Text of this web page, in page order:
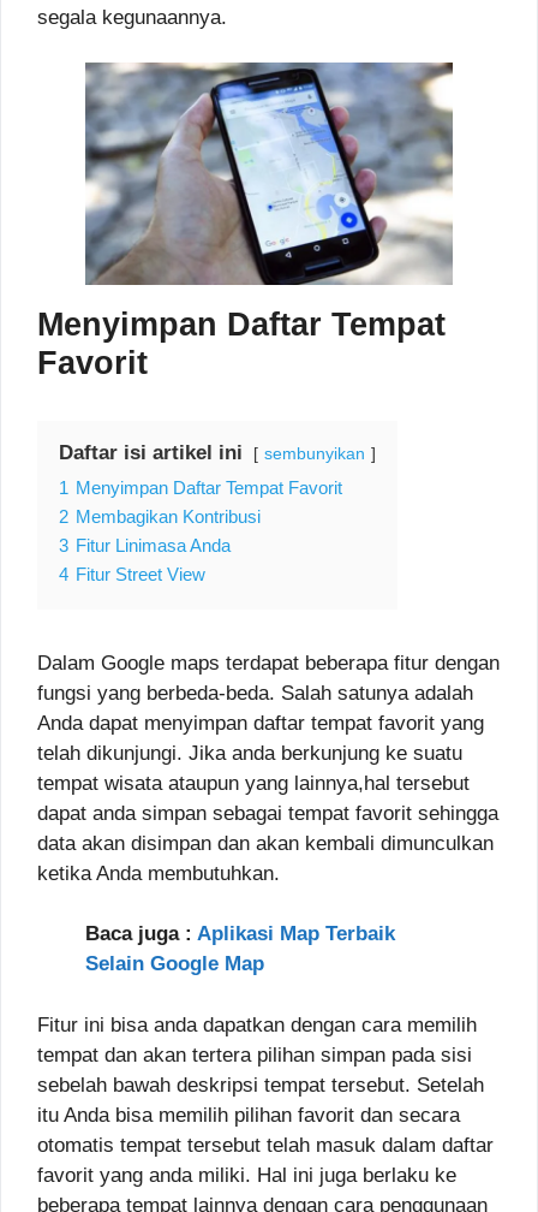
segala kegunaannya.
Menyimpan Daftar Tempat
Favorit
Daftar isi artikel ini sembunyikan
1 Menyimpan Daftar Tempat Favorit
2 Membagikan Kontribusi
3 Fitur Linimasa Anda
4 Fitur Street View
Dalam Google maps terdapat beberapa fitur dengan
fungsi yang berbeda-beda. Salah satunya adalah
Anda dapat menyimpan daftar tempat favorit yang
telah dikunjungi. Jika anda berkunjung ke suatu
tempat wisata ataupun yang lainnya,hal tersebut
dapat anda simpan sebagai tempat favorit sehingga
data akan disimpan dan akan kembali dimunculkan
ketika Anda membutuhkan.
Baca juga : Aplikasi Map Terbaik
Selain Google Map
Fitur ini bisa anda dapatkan dengan cara memilih
tempat dan akan tertera pilihan simpan pada sisi
sebelah bawah deskripsi tempat tersebut. Setelah
itu Anda bisa memilih pilihan favorit dan secara
otomatis tempat tersebut telah masuk dalam daftar
favorit yang anda miliki. Hal ini juga berlaku ke
beberapa tempat lainnya dengan cara penggunaan